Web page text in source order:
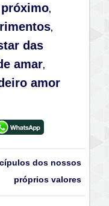
,
,
das
amar,
amor
dos nossos
próprios valores